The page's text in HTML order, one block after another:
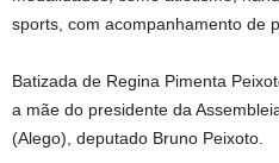
sports, com acompanhamento de
Batizada de Regina Pimenta
a mãe do presidente da
(Alego), deputado Bruno Peixoto.